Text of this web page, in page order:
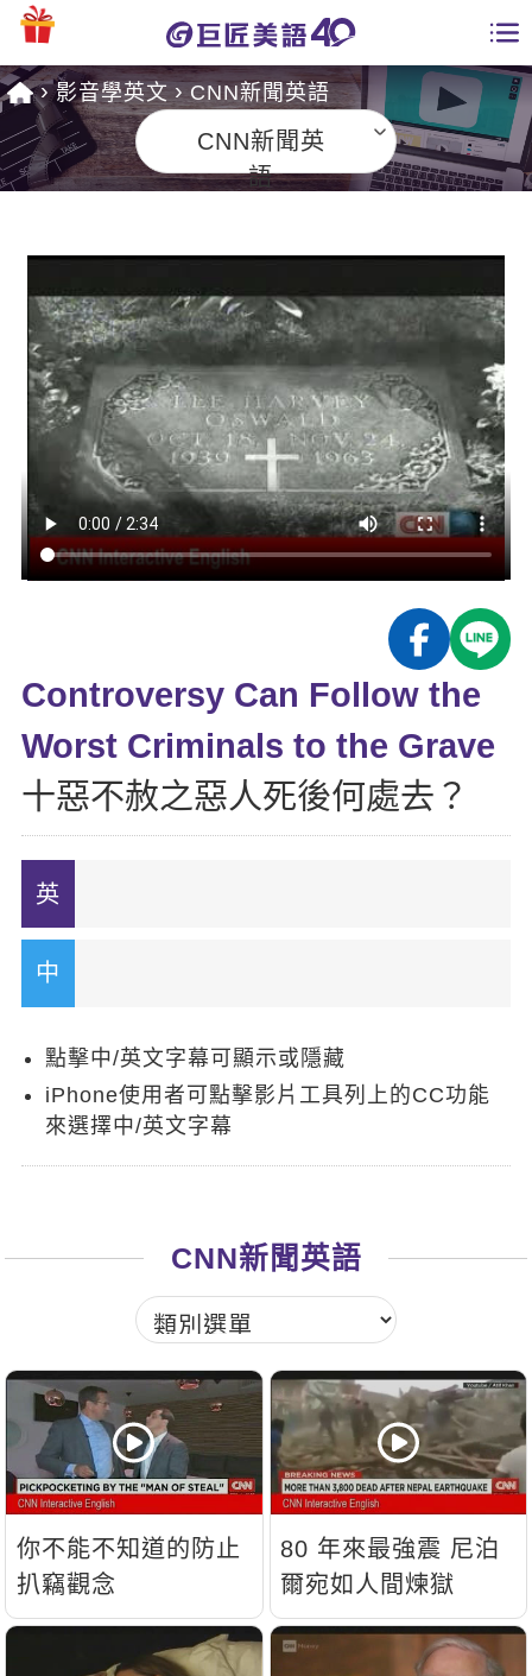
課程總覽
英文會話
商用英文
英文檢定
TOEIC 多益課程
IELTS 雅思課程
能力養成
自然發音
開口溜英文
旅遊英文
基礎字彙
情境閱讀
新聞英文
特色課程
英語俱樂部
ECAM
Let's Talk
日語
韓語
西班牙語
更多
一對一家教
企業訓練
全國分校
免費資源
英文部落格
多益秒學堂
影音學英文
師資團隊
學習分享
學員故事
活動花絮
校園贊助
學員專區
Recruiting
影音學英文 CNN新聞英語
CNN新聞英
語
Controversy Can Follow the
Worst Criminals to the Grave
十惡不赦之惡人死後何處去？
點擊中/英文字幕可顯示或隱藏
iPhone使用者可點擊影片工具列上的CC功能
來選擇中/英文字幕
CNN新聞英語
你不能不知道的防止
扒竊觀念
80 年來最強震 尼泊
爾宛如人間煉獄